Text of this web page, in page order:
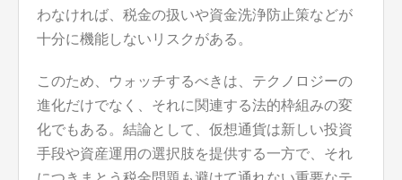
わなければ、税金の扱いや資金洗浄防止策などが
十分に機能しないリスクがある。
このため、ウォッチするべきは、テクノロジーの
進化だけでなく、それに関連する法的枠組みの変
化でもある。結論として、仮想通貨は新しい投資
手段や資産運用の選択肢を提供する一方で、それ